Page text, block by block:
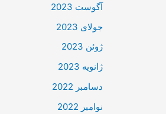
آگوست 2023
جولای 2023
ژوئن 2023
ژانویه 2023
دسامبر 2022
نوامبر 2022